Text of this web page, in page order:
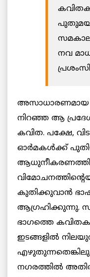
നവ
അസാധാരണമായ
നിറഞ്ഞ ആ
കവിത. പക്ഷേ,
ഓർമകൾക്ക്
കുതിക്കുവാൻ
ആഗ്രഹിക്കുന്നു.
ഭാഗത്തെ
ഇടങ്ങളിൽ
നഗരത്തിൽ